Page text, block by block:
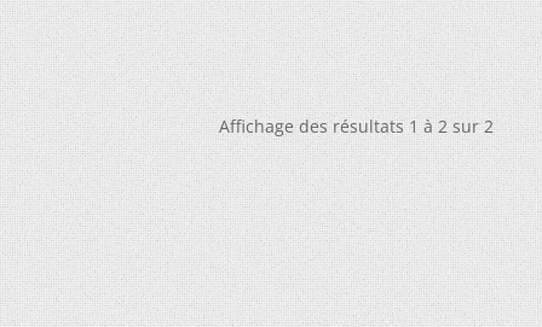
Affichage des résultats 1 à 2 sur 2